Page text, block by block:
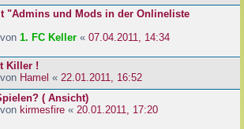
"Admins und Mods in der Onlineliste
1. FC Keller « 07.04.2011, 14:34
Killer !
Hamel « 22.01.2011, 16:52
( Ansicht)
kirmesfire « 20.01.2011, 17:20